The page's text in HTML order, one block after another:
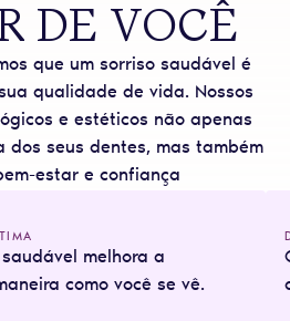
DE VOCÊ
que um sorriso saudável é
qualidade de vida. Nossos
e estéticos não apenas
dos seus dentes, mas também
estar e confiança
melhora a
como você se vê.